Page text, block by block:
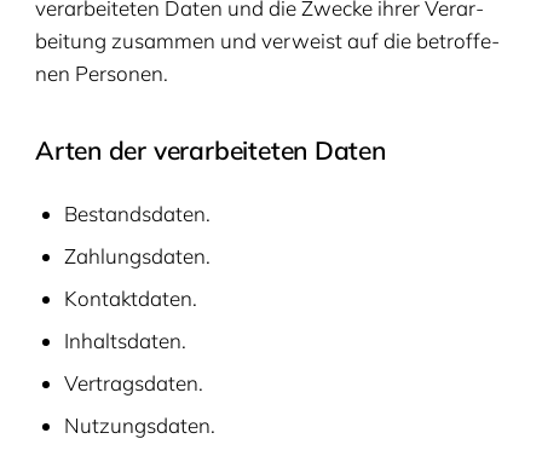
ver­ar­bei­te­ten Daten und die Zwe­cke ihrer Ver­ar­
bei­tung zusam­men und ver­weist auf die betrof­fe­
nen Personen.
Arten der ver­ar­bei­te­ten Daten
Bestands­da­ten.
Zah­lungs­da­ten.
Kon­takt­da­ten.
Inhalts­da­ten.
Ver­trags­da­ten.
Nut­zungs­da­ten.